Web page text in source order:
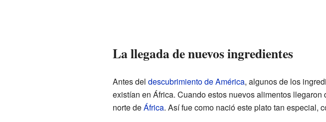
La llegada de nuevos ingredientes
Antes del descubrimiento de América, algunos de los
existían en África. Cuando estos nuevos alimentos
norte deÁfrica. Así fue como nació este plato tan especial,